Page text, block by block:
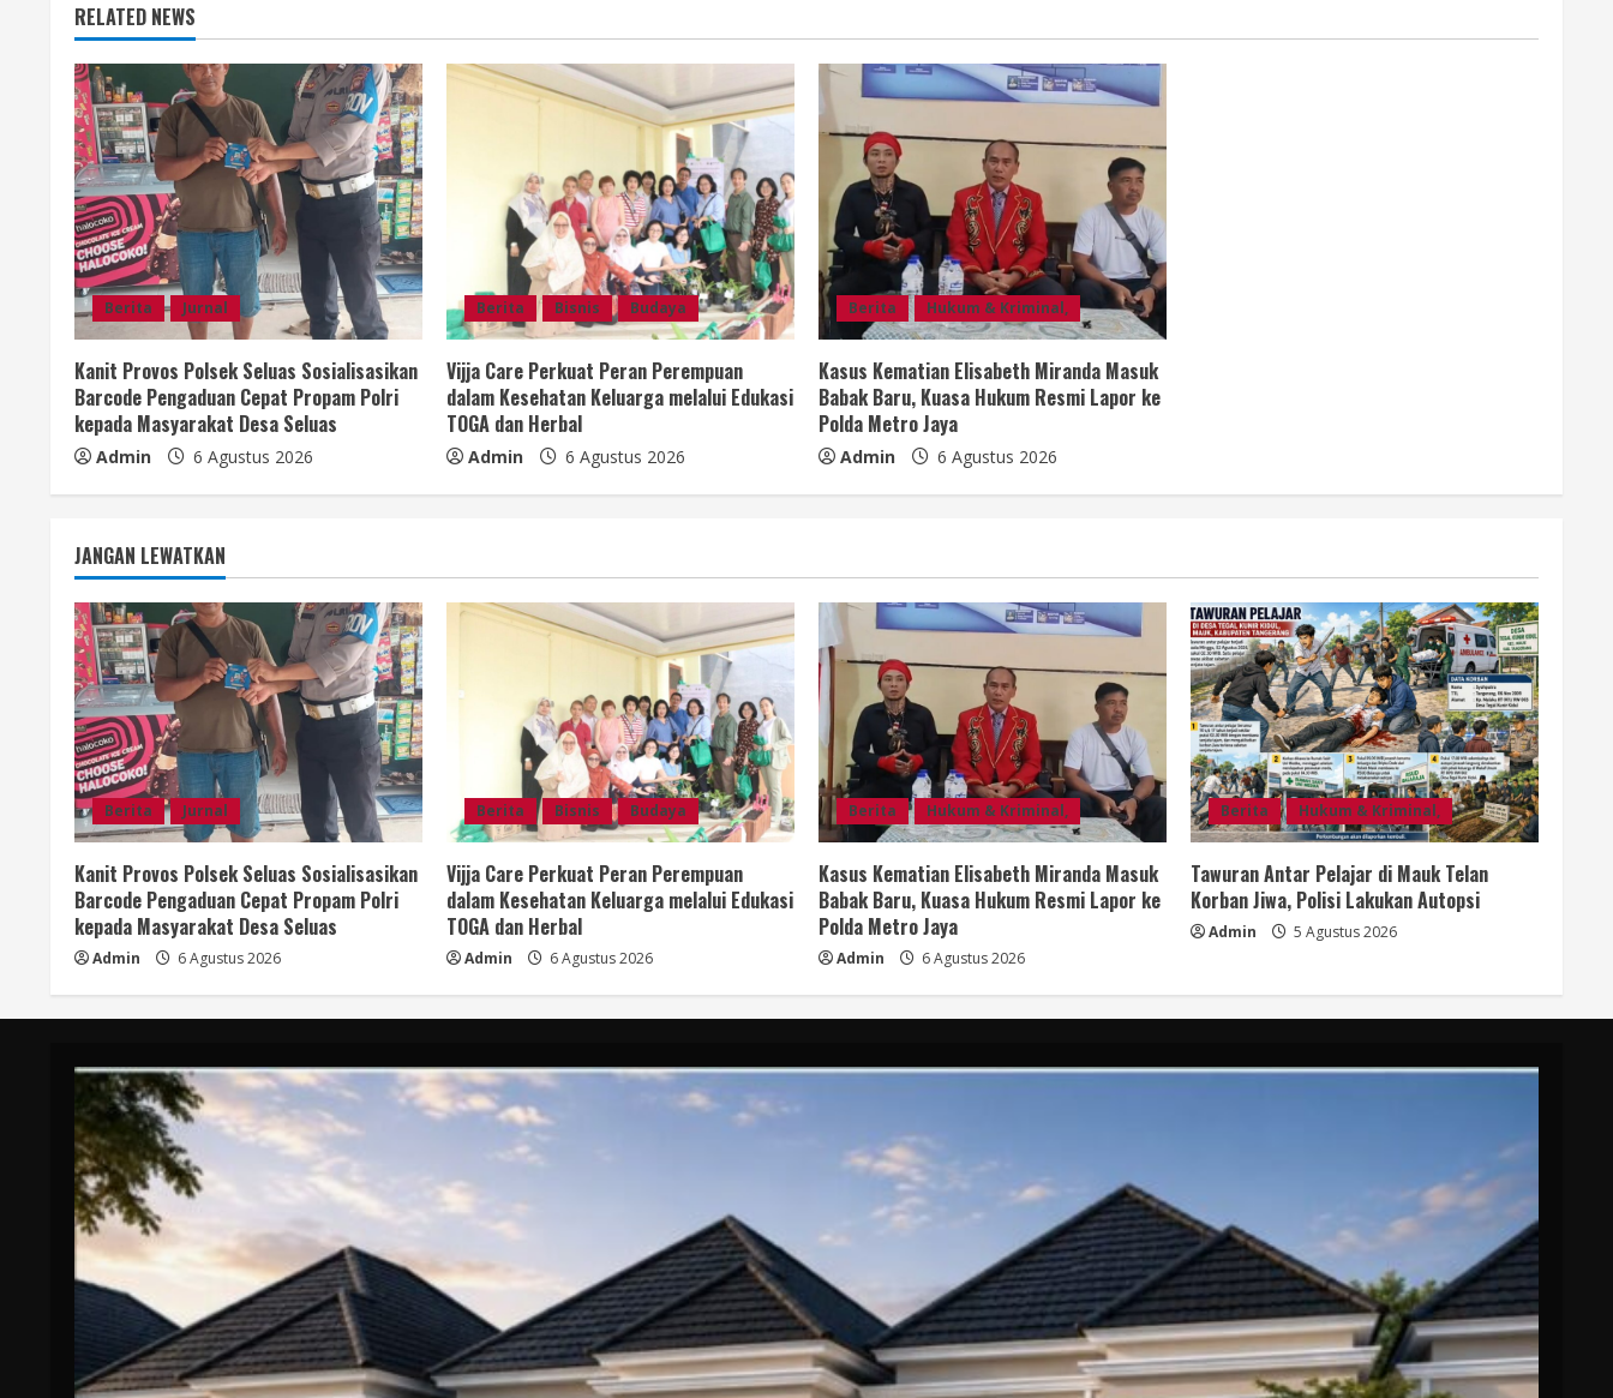
i
n
u
e
R
e
a
d
i
n
g
RELATED NEWS
Berita Jurnal
Kanit Provos Polsek Seluas Sosialisasikan
Barcode Pengaduan Cepat Propam Polri
kepada Masyarakat Desa Seluas
Admin 6 Agustus 2026
Berita Bisnis Budaya
Vijja Care Perkuat Peran Perempuan
dalam Kesehatan Keluarga melalui Edukasi
TOGA dan Herbal
Admin 6 Agustus 2026
Berita Hukum & Kriminal,
Kasus Kematian Elisabeth Miranda Masuk
Babak Baru, Kuasa Hukum Resmi Lapor ke
Polda Metro Jaya
Admin 6 Agustus 2026
JANGAN LEWATKAN
Berita Jurnal
Kanit Provos Polsek Seluas Sosialisasikan
Barcode Pengaduan Cepat Propam Polri
kepada Masyarakat Desa Seluas
Admin 6 Agustus 2026
Berita Bisnis Budaya
Vijja Care Perkuat Peran Perempuan
dalam Kesehatan Keluarga melalui Edukasi
TOGA dan Herbal
Admin 6 Agustus 2026
Berita Hukum & Kriminal,
Kasus Kematian Elisabeth Miranda Masuk
Babak Baru, Kuasa Hukum Resmi Lapor ke
Polda Metro Jaya
Admin 6 Agustus 2026
Berita Hukum & Kriminal,
Tawuran Antar Pelajar di Mauk Telan
Korban Jiwa, Polisi Lakukan Autopsi
Admin 5 Agustus 2026